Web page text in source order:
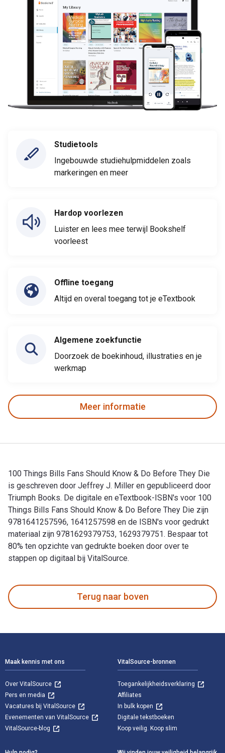
Studietools
Ingebouwde studiehulpmiddelen zoals
markeringen en meer
Hardop voorlezen
Luister en lees mee terwijl Bookshelf
voorleest
Offline toegang
Altijd en overal toegang tot je eTextbook
Algemene zoekfunctie
Doorzoek de boekinhoud, illustraties en je
werkmap
Meer informatie
100 Things Bills Fans Should Know & Do Before They Die
is geschreven door Jeffrey J. Miller en gepubliceerd door
Triumph Books. De digitale en eTextbook-ISBN's voor 100
Things Bills Fans Should Know & Do Before They Die zijn
9781641257596, 1641257598 en de ISBN's voor gedrukt
materiaal zijn 9781629379753, 1629379751. Bespaar tot
80% ten opzichte van gedrukte boeken door over te
stappen op digitaal bij VitalSource.
Terug naar boven
Maak kennis met ons
Over VitalSource
Pers en media
Vacatures bij VitalSource
Evenementen van VitalSource
VitalSource-blog
VitalSource-bronnen
Toegankelijkheidsverklaring
Affiliates
In bulk kopen
Digitale tekstboeken
Koop veilig. Koop slim